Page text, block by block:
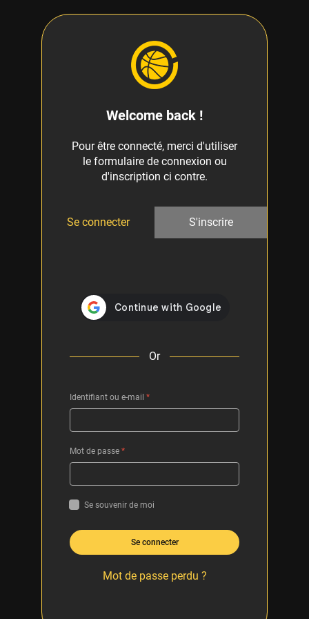
Welcome back !
Pour être connecté, merci d'utiliser
le formulaire de connexion ou
d'inscription ci contre.
Se connecter S'inscrire
Or
Identifiant ou e-mail *
Mot de passe *
Se souvenir de moi
Se connecter
Mot de passe perdu ?